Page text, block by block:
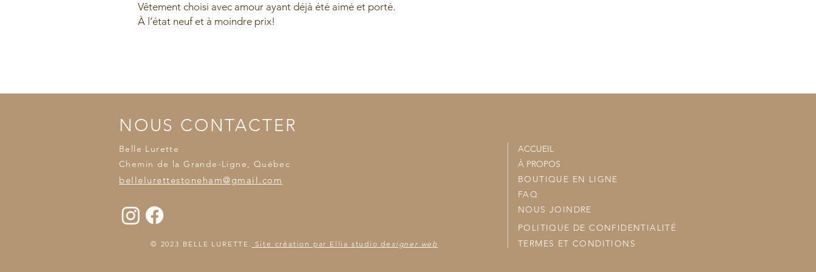
Vêtement choisi avec amour ayant déjà été aimé et porté.
À l’état neuf et à moindre prix!
NOUS CONTACTER
Belle Lurette
Chemin de la Grande-Ligne, Québec
bellelurettestoneham@gmail.com
ACCUEIL
À PROPOS
BOUTIQUE EN LIGNE
FAQ
NOUS JOINDRE
POLITIQUE DE CONFIDENTIALITÉ
© 2023 BELLE LURETTE. Site création par Ellia studio de signer web TERMES ET CONDITIONS